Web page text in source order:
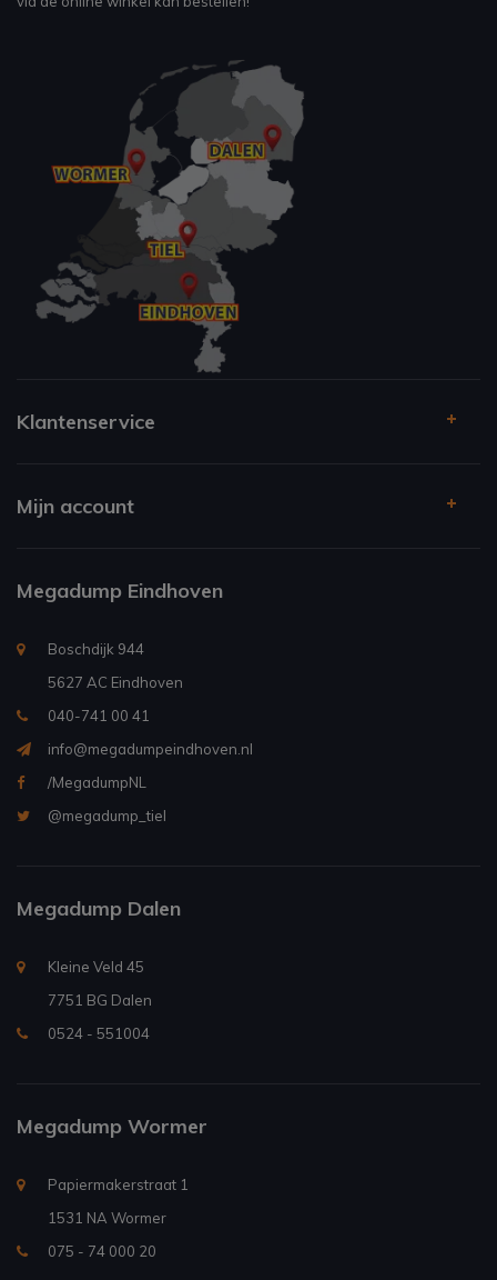
Klantenservice
Mijn account
Megadump Eindhoven
Boschdijk 944
5627 AC Eindhoven
040-741 00 41
info@megadumpeindhoven.nl
/MegadumpNL
@megadump_tiel
Megadump Dalen
Kleine Veld 45
7751 BG Dalen
0524 - 551004
Megadump Wormer
Papiermakerstraat 1
1531 NA Wormer
075 - 74 000 20